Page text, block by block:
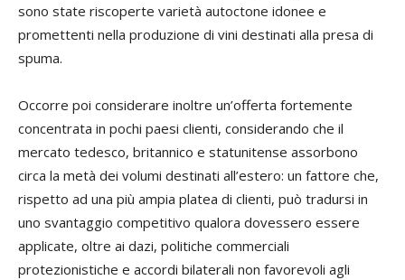
sono state riscoperte varietà autoctone idonee e
promettenti nella produzione di vini destinati alla presa di
spuma.
Occorre poi considerare inoltre un’offerta fortemente
concentrata in pochi paesi clienti, considerando che il
mercato tedesco, britannico e statunitense assorbono
circa la metà dei volumi destinati all’estero: un fattore che,
rispetto ad una più ampia platea di clienti, può tradursi in
uno svantaggio competitivo qualora dovessero essere
applicate, oltre ai dazi, politiche commerciali
protezionistiche e accordi bilaterali non favorevoli agli